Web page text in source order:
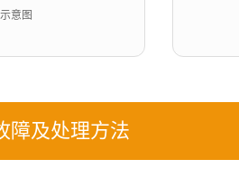
意图
障及处理方法